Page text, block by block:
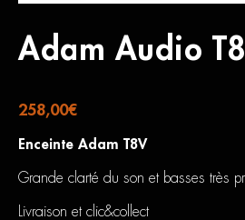
Adam Audio
258,00€
Enceinte Adam T8V
Grande clarté du son et basses très
Livraison et clic&collect